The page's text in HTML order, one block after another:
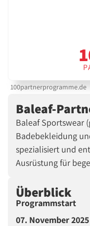
100partnerprogramme.de
Baleaf-
Baleaf Sportswear
Badebekleidung
spezialisiert und
Ausrüstung für
Überblick
Programmstart
07. November 2025